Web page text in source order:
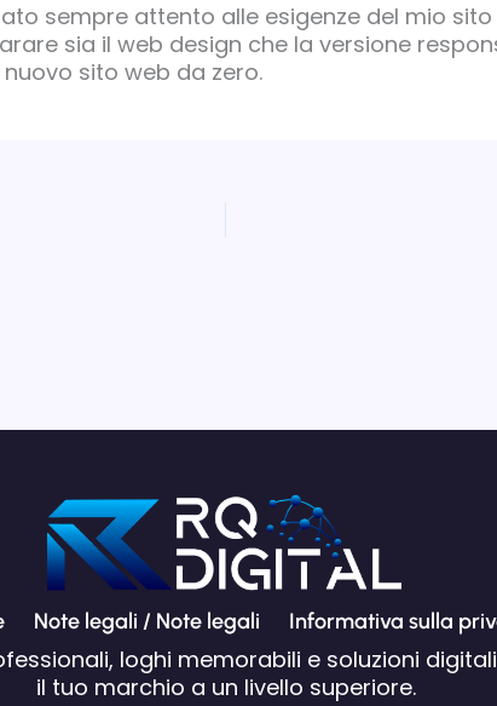
sempre attento alle esigenze del mio
sia il web design che la versione
sito web da zero.
Note legali / Note legali Informativa sulla
loghi memorabili e soluzioni
il tuo marchio a un livello superiore.